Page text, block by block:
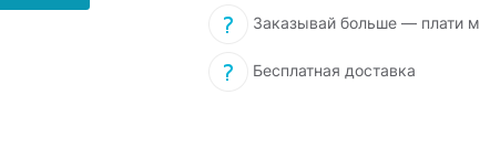
Заказывай больше — плати
Бесплатная доставка